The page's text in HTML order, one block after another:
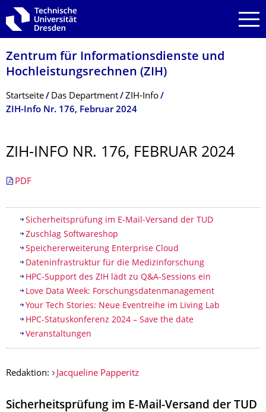
Zur Hauptnavigation springen
Zur Suche springen
Zum Inhalt springen
Zentrum für Informations­dienste und
Hochleistungs­rechnen (ZIH)
Breadcrumb-Menü
Startseite Das Department
ZIH-Info
ZIH-Info Nr. 176, Februar 2024
ZIH-INFO NR. 176, FEBRUAR 2024
PDF
Inhaltsverzeichnis
Sicherheitsprüfung im E-Mail-Versand der TUD
Zuschlag Softwareshop
Speichererweiterung Enterprise Cloud
Dateninfrastruktur für die Medizinforschung
HPC-Support des ZIH lädt zu Q&A-Sessions ein
Love Data Week: Forschungsdatenmanagement
Your Tech Stories: Neue Eventreihe im Living Lab
HPC-Statuskonferenz 2024 – Save the date
Veranstaltungen
Redaktion: Jacqueline Papperitz
Sicherheitsprüfung im E-Mail-Versand der TUD